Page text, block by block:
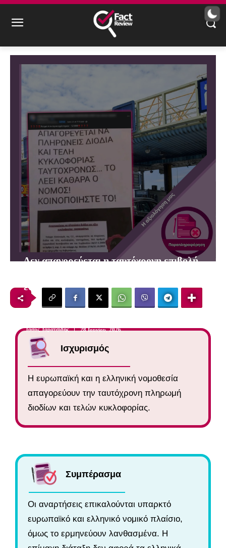
Δεν απαγορεύεται η ταυτόχρονη επιβολή
ευρωπαϊκής και εθνικής νομοθεσίας
Τάσος Ταρατσίδης 28 Ιουνίου, 2026
Ισχυρισμός
Η ευρωπαϊκή και η ελληνική νομοθεσία
απαγορεύουν την ταυτόχρονη πληρωμή
διοδίων και τελών κυκλοφορίας.
Συμπέρασμα
Οι αναρτήσεις επικαλούνται υπαρκτό
ευρωπαϊκό και ελληνικό νομικό πλαίσιο,
όμως το ερμηνεύουν λανθασμένα. Η